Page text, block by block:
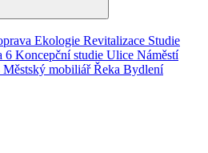
Ekologie Revitalizace Studie
6 Koncepční studie Ulice Náměstí
Městský mobiliářŘeka Bydlení